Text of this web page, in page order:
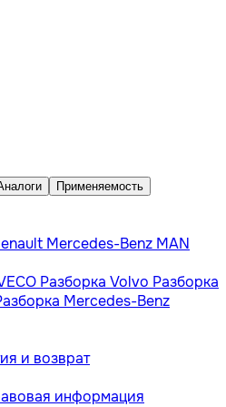
Применяемость
Mercedes-Benz MAN
Разборка Volvo Разборка
Mercedes-Benz
и возврат
информация